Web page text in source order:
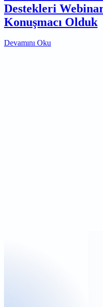
Destekleri
Konuşmacı Olduk
Devamını Oku